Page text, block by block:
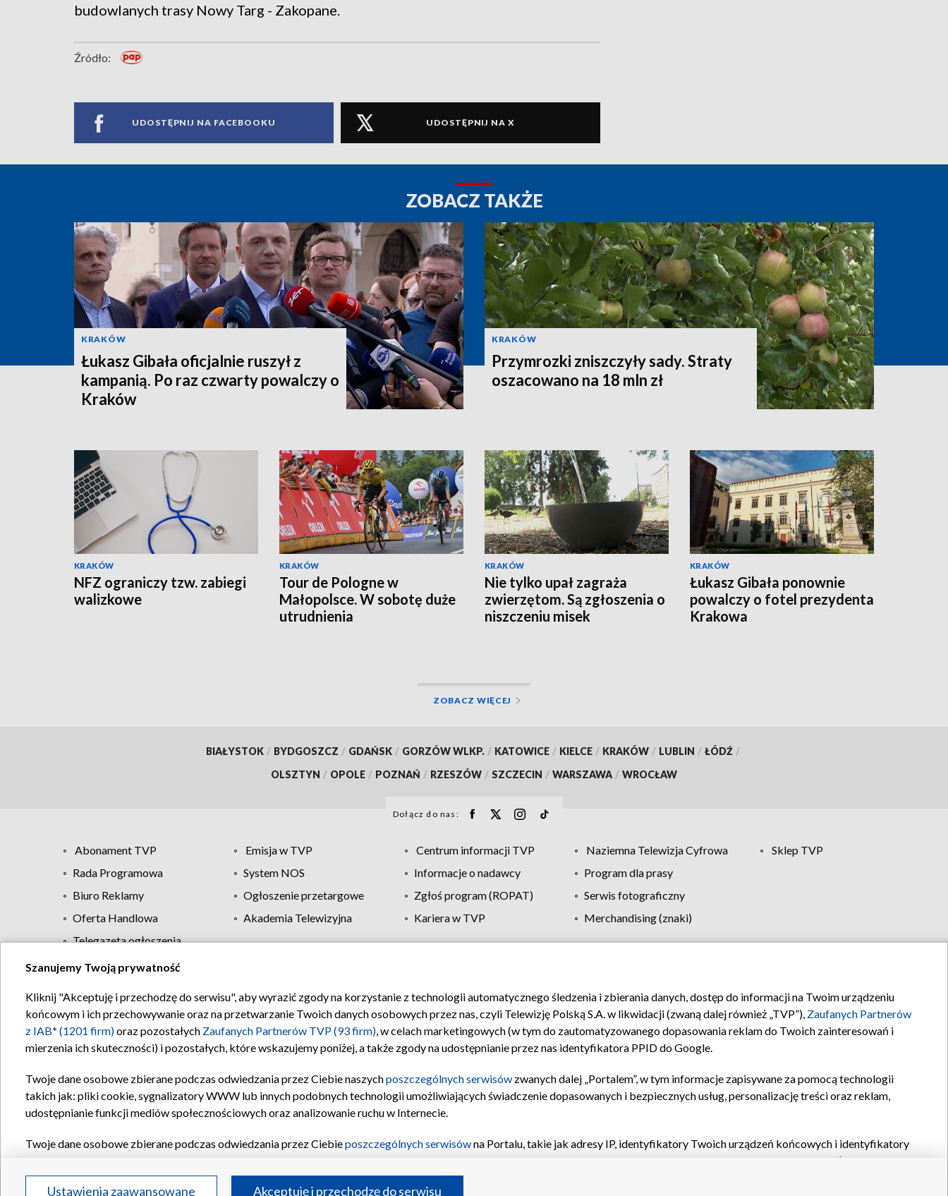
budowlanych trasy Nowy Targ - Zakopane.
Źródło:
UDOSTĘPNIJ NA FACEBOOKU UDOSTĘPNIJ NA X
ZOBACZ TAKŻE
KRAKÓW
Łukasz Gibała oficjalnie ruszył z
kampanią. Po raz czwarty powalczy o
Kraków
KRAKÓW
Przymrozki zniszczyły sady. Straty
oszacowano na 18 mln zł
KRAKÓW
NFZ ograniczy tzw. zabiegi
walizkowe
KRAKÓW
Tour de Pologne w
Małopolsce. W sobotę duże
utrudnienia
KRAKÓW
Nie tylko upał zagraża
zwierzętom. Są zgłoszenia o
niszczeniu misek
KRAKÓW
Łukasz Gibała ponownie
powalczy o fotel prezydenta
Krakowa
ZOBACZ WIĘCEJ
BIAŁYSTOK / BYDGOSZCZ / GDAŃSK / GORZÓW WLKP. / KATOWICE / KIELCE / KRAKÓW / LUBLIN / ŁÓDŹ /
OLSZTYN / OPOLE / POZNAŃ / RZESZÓW / SZCZECIN / WARSZAWA / WROCŁAW
Dołącz do nas:
Abonament TVP Emisja w TVP Centrum informacji TVP Naziemna Telewizja Cyfrowa
Sklep TVP
Rada Programowa
System NOS Informacje o nadawcy
Program dla prasy
Biuro Reklamy
Ogłoszenie przetargowe Zgłoś program (ROPAT)
Serwis fotograficzny
Oferta Handlowa
Akademia Telewizyjna Kariera w TVP
Merchandising (znaki)
Telegazeta ogłoszenia
Regulamin TVP Polityka prywatności Moje zgody Pomoc Biuro reklamy Kontakt
Szanujemy Twoją prywatność
Kliknij "Akceptuję i przechodzę do serwisu", aby wyrazić zgody na korzystanie z technologii automatycznego śledzenia i zbierania danych, dostęp do informacji na Twoim urządzeniu
końcowym i ich przechowywanie oraz na przetwarzanie Twoich danych osobowych przez nas, czyli Telewizję Polską S.A. w likwidacji (zwaną dalej również „TVP”), Zaufanych Partnerów
z IAB* (1201 firm)oraz pozostałych Zaufanych Partnerów TVP (93 firm), w celach marketingowych (w tym do zautomatyzowanego dopasowania reklam do Twoich zainteresowań i
mierzenia ich skuteczności) i pozostałych, które wskazujemy poniżej, a także zgody na udostępnianie przez nas identyfikatora PPID do Google.
Twoje dane osobowe zbierane podczas odwiedzania przez Ciebie naszychposzczególnych serwisów zwanych dalej „Portalem”, w tym informacje zapisywane za pomocą technologii
takich jak: pliki cookie, sygnalizatory WWW lub innych podobnych technologii umożliwiających świadczenie dopasowanych i bezpiecznych usług, personalizację treści oraz reklam,
udostępnianie funkcji mediów społecznościowych oraz analizowanie ruchu w Internecie.
Twoje dane osobowe zbierane podczas odwiedzania przez Ciebieposzczególnych serwisówna Portalu, takie jak adresy IP, identyfikatory Twoich urządzeń końcowych i identyfikatory
oraz pozostałych
Partnerów TVPdla realizacji następujących celów i funkcji: przechowywania informacji na urządzeniu lub dostęp do nich, wyboru podstawowych reklam, wyboru spersonalizowanych
Ustawienia zaawansowane Akceptuję i przechodzę do serwisu